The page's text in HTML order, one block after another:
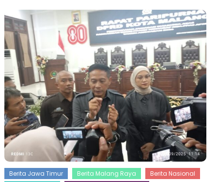
Berita Jawa Timur Berita Malang Raya
Berita Nasional